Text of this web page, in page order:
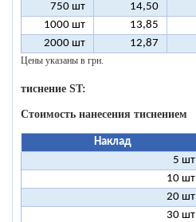
750 шт
14,50
1000 шт
13,85
2000 шт
12,87
Цены указаны в грн.
тиснение ST:
Стоимость нанесения тиснением
Наклад
5 шт
10 шт
20 шт
30 шт